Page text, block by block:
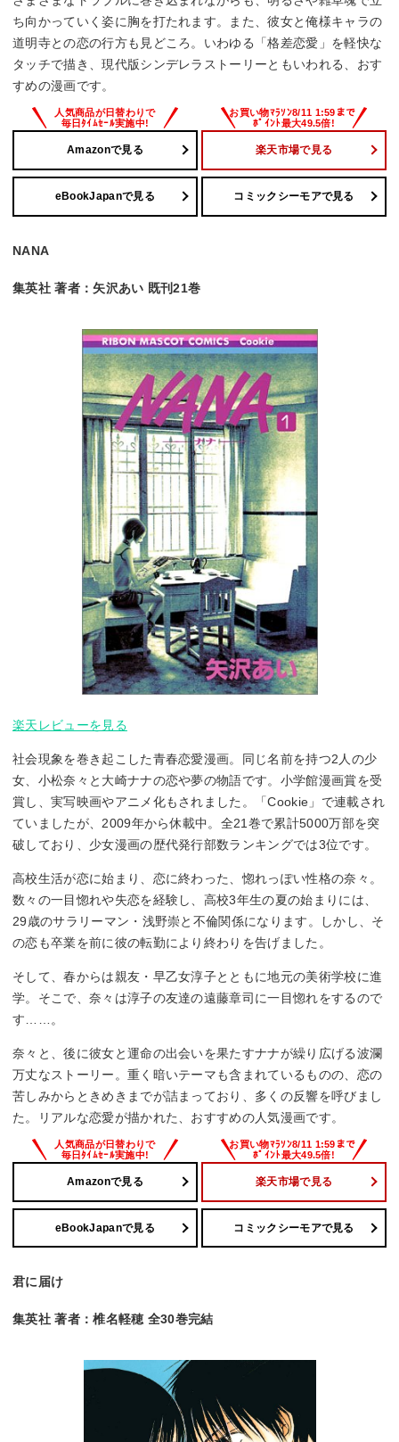
ち向かっていく姿に胸を打たれます。また、彼女と俺様キャラの
道明寺との恋の行方も見どころ。いわゆる「格差恋愛」を軽快な
タッチで描き、現代版シンデレラストーリーともいわれる、おす
すめの漫画です。
Amazonで見る 楽天市場で見る
eBookJapanで見る コミックシーモアで見る
NANA
集英社 著者：矢沢あい 既刊21巻
楽天レビューを見る
社会現象を巻き起こした青春恋愛漫画。同じ名前を持つ2人の少
女、小松奈々と大崎ナナの恋や夢の物語です。小学館漫画賞を受
賞し、実写映画やアニメ化もされました。「Cookie」で連載され
ていましたが、2009年から休載中。全21巻で累計5000万部を突
破しており、少女漫画の歴代発行部数ランキングでは3位です。
高校生活が恋に始まり、恋に終わった、惚れっぽい性格の奈々。
数々の一目惚れや失恋を経験し、高校3年生の夏の始まりには、
29歳のサラリーマン・浅野崇と不倫関係になります。しかし、そ
の恋も卒業を前に彼の転勤により終わりを告げました。
そして、春からは親友・早乙女淳子とともに地元の美術学校に進
学。そこで、奈々は淳子の友達の遠藤章司に一目惚れをするので
す……。
奈々と、後に彼女と運命の出会いを果たすナナが繰り広げる波瀾
万丈なストーリー。重く暗いテーマも含まれているものの、恋の
苦しみからときめきまでが詰まっており、多くの反響を呼びまし
た。リアルな恋愛が描かれた、おすすめの人気漫画です。
Amazonで見る 楽天市場で見る
eBookJapanで見る コミックシーモアで見る
君に届け
集英社 著者：椎名軽穂 全30巻完結